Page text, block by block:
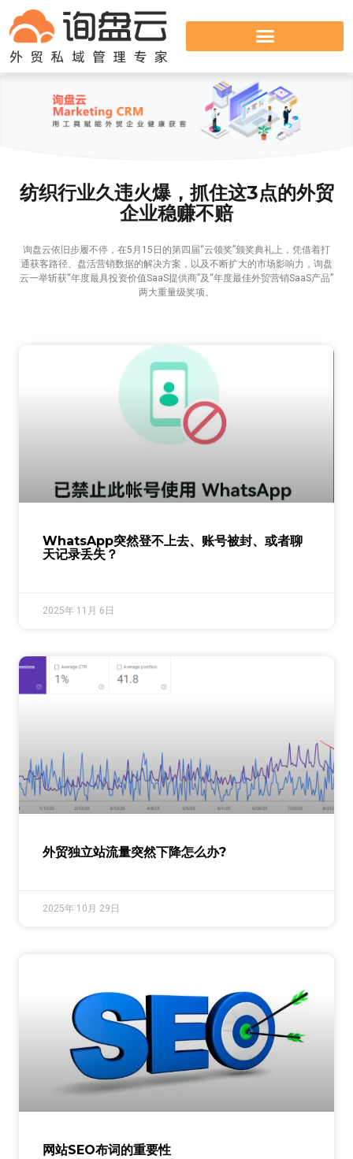
纺织行业久违火爆，抓住这3点的外贸
企业稳赚不赔
询盘云依旧步履不停，在5月15日的第四届“云领奖”颁奖典礼上，凭借着打
通获客路径、盘活营销数据的解决方案，以及不断扩大的市场影响力，询盘
云一举斩获“年度最具投资价值SaaS提供商”及“年度最佳外贸营销SaaS产品”
两大重量级奖项。
WhatsApp突然登不上去、账号被封、或者聊
天记录丢失？
2025年 11月 6日
外贸独立站流量突然下降怎么办?
2025年 10月 29日
网站SEO布词的重要性